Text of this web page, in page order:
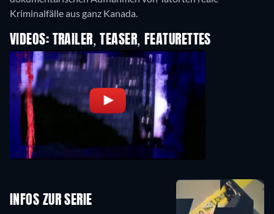
VIDEOS: TRAILER, TEASER, FEATURETTES
INFOS ZUR SERIE